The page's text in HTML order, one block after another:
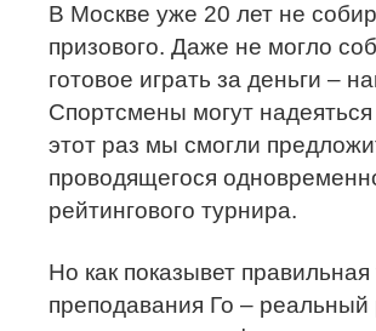
В Москве уже 20 лет не
призового. Даже не могло
готовое играть за деньги –
Спортсмены могут
этот раз мы смогли
проводящегося
рейтингового турнира.
Но как показывет
преподавания Го –